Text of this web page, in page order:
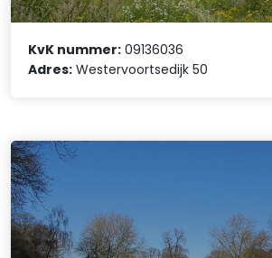
KvK nummer: 09136036
Adres: Westervoortsedijk 50